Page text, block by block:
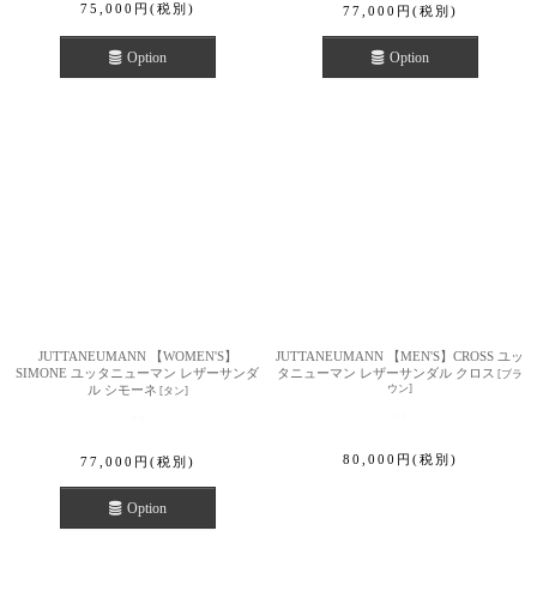
75,000 円 (税別)
Option
77,000 円 (税別)
Option
JUTTANEUMANN 【WOMEN'S】
SIMONE ユッタニューマン レザーサンダ
ル シモーネ [タン]
77,000 円 (税別)
Option
JUTTANEUMANN 【MEN'S】CROSS ユッ
タニューマン レザーサンダル クロス [ブラ
ウン]
80,000 円 (税別)